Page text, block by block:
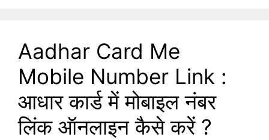
Aadhar Card Me
Mobile Number Link :
आधार कार्ड में मोबाइल नंबर
लिंक ऑनलाइन कैसे करें ?